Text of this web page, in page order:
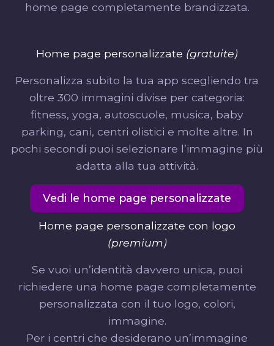
home page completamente brandizzata.
Home page personalizzate (gratuite)
Personalizza subito la tua app scegliendo tra
oltre 300 immagini divise per categoria:
fitness, yoga, autoscuole, musica, baby
parking, cani, centri olistici e molte altre. In
pochi secondi puoi selezionare l’immagine più
adatta alla tua attività.
Vedi le home page personalizzate
Home page personalizzate con logo
(premium)
Se vuoi un’identità davvero unica, puoi
richiedere una home page completamente
personalizzata con il tuo logo, colori,
immagine.
Per i centri che desiderano un’immagine